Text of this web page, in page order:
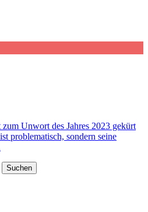
Unwort des Jahres 2023 gekürt
problematisch, sondern seine